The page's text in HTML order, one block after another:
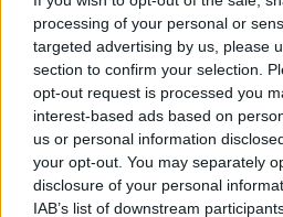
processing of your personal or
targeted advertising by us, please
section to confirm your selection.
opt-out request is processed you
interest-based ads based on
us or personal information
your opt-out. You may separately
disclosure of your personal
IAB’s list of downstream
GOSSIP
Tailleur
economici: i più
Zalando, H&M,